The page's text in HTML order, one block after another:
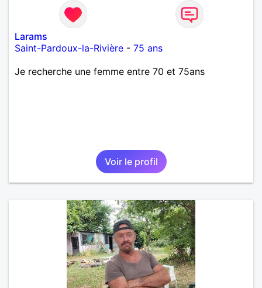
Larams
Saint-Pardoux-la-Rivière - 75 ans
Je recherche une femme entre 70 et 75ans
Voir le profil